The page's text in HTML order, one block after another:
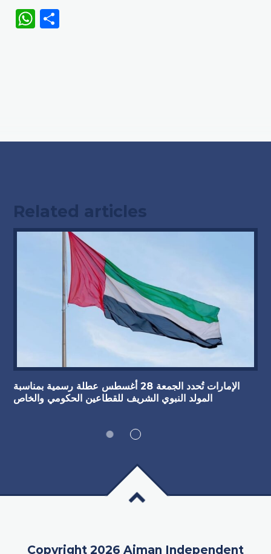
WhatsApp
Related articles
الإمارات تُحدد الجمعة 28 أغسطس عطلة رسمية بمناسبة
المولد النبوي الشريف للقطاعين الحكومي والخاص
Copyright 2026 Ajman Independent